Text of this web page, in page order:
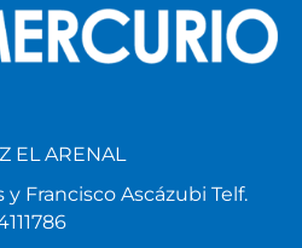
EL ARENAL
y Francisco Ascázubi Telf.